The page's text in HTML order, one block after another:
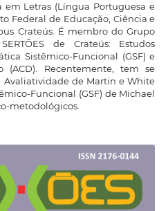
Letras (Língua Portuguesa e
Federal de Educação, Ciência e
Crateús. É membro do Grupo
de Crateús: Estudos
Sistêmico-Funcional (GSF) e
(ACD). Recentemente, tem se
Avaliatividade de Martin e White
Funcional (GSF) de Michael
metodológicos.